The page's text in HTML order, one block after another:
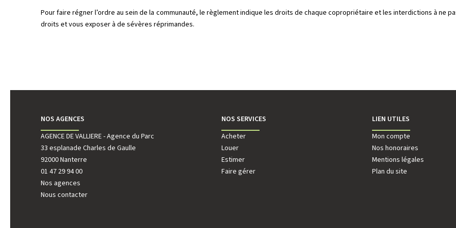
Pour faire régner l’ordre au sein de la communauté, le règlement indique les droits de chaque copropriétaire et les interdictions à ne
droits et vous exposer à de sévères réprimandes.
NOS AGENCES
AGENCE DE VALLIERE - Agence du Parc
33 esplanade Charles de Gaulle
92000 Nanterre
01 47 29 94 00
AGENCE DE VALLIERE - Mont-Valérien
222 rue Paul Vaillant Couturier
92000 Nanterre
01 41 44 98 98
AGENCE DE VALLIERE - Nanterre Centre
2 rue du Marché - Place des Belles
92000 Nanterre
01 55 17 33 33
Nos agences
Nous contacter
NOS SERVICES
Acheter
Louer
Estimer
Faire gérer
LIEN UTILES
Mon compte
Nos honoraires
Mentions légales
Plan du site